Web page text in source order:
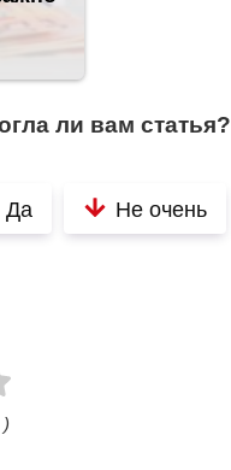
ли вам статья?
Да Не очень